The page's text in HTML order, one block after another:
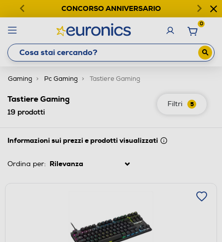
CONCORSO ANNIVERSARIO
0
Gaming Pc Gaming Tastiere Gaming
Filtri 5
Tastiere Gaming
19 prodotti
Informazioni sui prezzi e prodotti visualizzati
Ordina per: